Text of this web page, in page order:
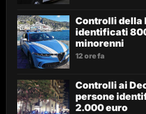
Controlli della
identificati
minorenni
12 ore fa
Controlli ai
persone
2.000 euro